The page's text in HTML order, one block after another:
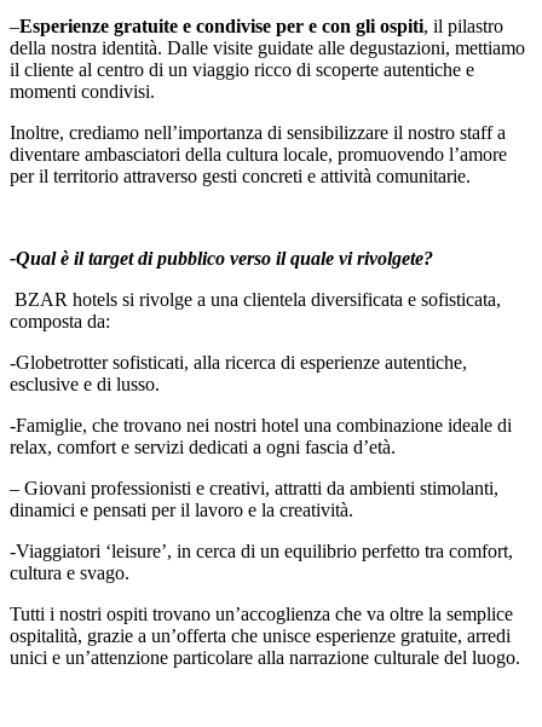
–Esperienze gratuite e condivise per e con gli ospiti, il pilastro
della nostra identità. Dalle visite guidate alle degustazioni, mettiamo
il cliente al centro di un viaggio ricco di scoperte autentiche e
momenti condivisi.
Inoltre, crediamo nell’importanza di sensibilizzare il nostro staff a
diventare ambasciatori della cultura locale, promuovendo l’amore
per il territorio attraverso gesti concreti e attività comunitarie.
-Qual è il target di pubblico verso il quale vi rivolgete?
BZAR hotels si rivolge a una clientela diversificata e sofisticata,
composta da:
-Globetrotter sofisticati, alla ricerca di esperienze autentiche,
esclusive e di lusso.
-Famiglie, che trovano nei nostri hotel una combinazione ideale di
relax, comfort e servizi dedicati a ogni fascia d’età.
– Giovani professionisti e creativi, attratti da ambienti stimolanti,
dinamici e pensati per il lavoro e la creatività.
-Viaggiatori ‘leisure’, in cerca di un equilibrio perfetto tra comfort,
cultura e svago.
Tutti i nostri ospiti trovano un’accoglienza che va oltre la semplice
ospitalità, grazie a un’offerta che unisce esperienze gratuite, arredi
unici e un’attenzione particolare alla narrazione culturale del luogo.